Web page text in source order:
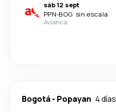
sáb 12 sept
PPN-BOG· sin escala
Avianca
Bogotá- Popayan 4 días